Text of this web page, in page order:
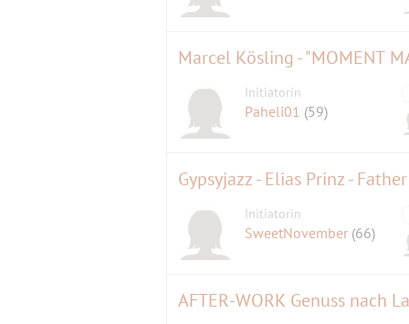
Marcel Kösling - "MOMENT
Initiatorin
Paheli01 (59)
Gypsyjazz - Elias Prinz -
Initiatorin
SweetNovember (66)